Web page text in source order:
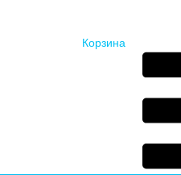
Корзина